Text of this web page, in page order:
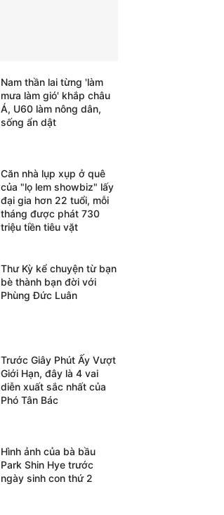
Nam thần lai từng 'làm
mưa làm gió' khắp châu
Á, U60 làm nông dân,
sống ẩn dật
Căn nhà lụp xụp ở quê
của "lọ lem showbiz" lấy
đại gia hơn 22 tuổi, mỗi
tháng được phát 730
triệu tiền tiêu vặt
Thư Kỳ kể chuyện từ bạn
bè thành bạn đời với
Phùng Đức Luân
Trước Giây Phút Ấy Vượt
Giới Hạn, đây là 4 vai
diễn xuất sắc nhất của
Phó Tân Bác
Hình ảnh của bà bầu
Park Shin Hye trước
ngày sinh con thứ 2